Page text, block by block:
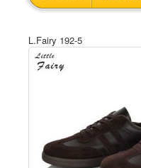
L.Fairy 192-5